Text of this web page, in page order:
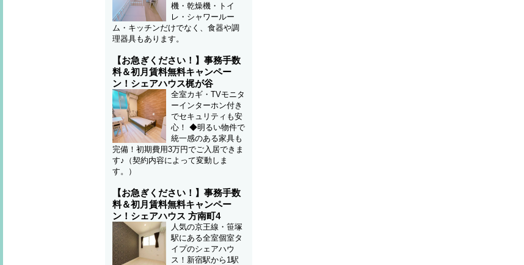
機・乾燥機・トイ
レ・シャワールー
ム・キッチンだけでなく、食器や調
理器具もあります。
【お急ぎください！】事務手数
料＆初月賃料無料キャンペー
ン！シェアハウス梶が谷
全室カギ・TVモニタ
ーインターホン付き
でセキュリティも安
心！ ◆明るい物件で
統一感のある家具も
完備！初期費用3万円でご入居できま
す♪（契約内容によって変動しま
す。）
【お急ぎください！】事務手数
料＆初月賃料無料キャンペー
ン！シェアハウス 方南町4
人気の京王線・笹塚
駅にある全室個室タ
イプのシェアハウ
ス！新宿駅から1駅